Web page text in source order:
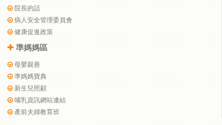
院長的話
病人安全管理委員會
健康促進政策
準媽媽區
母嬰親善
準媽媽寶典
新生兒照顧
哺乳資訊網站連結
產前夫婦教育班